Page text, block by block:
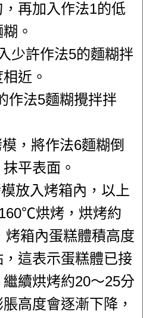
再加入作法1的低
。
少許作法5的麵糊拌
近。
作法5麵糊攪拌拌
，將作法6麵糊倒
平表面。
放入烤箱內，以上
烘烤，烘烤約
烤箱內蛋糕體積高度
這表示蛋糕體已接
續烘烤約20～25分
高度會逐漸下降，